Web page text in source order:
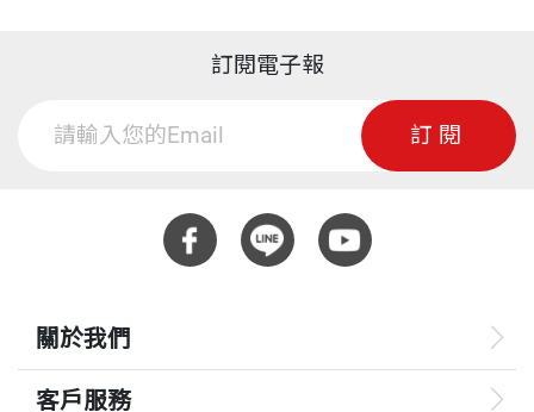
訂閱電子報
訂閱
關於我們
客戶服務